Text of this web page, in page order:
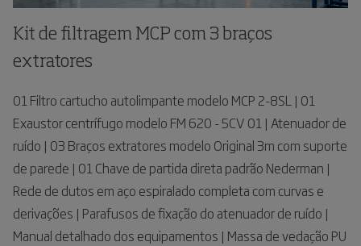
Kit de filtragem MCP com 3 braços
extratores
01 Filtro cartucho autolimpante modelo MCP 2-8SL | 01
Exaustor centrífugo modelo FM 620 - 5CV 01 | Atenuador de
ruído | 03 Braços extratores modelo Original 3m com suporte
de parede | 01 Chave de partida direta padrão Nederman |
Rede de dutos em aço espiralado completa com curvas e
derivações | Parafusos de fixação do atenuador de ruído |
Manual detalhado dos equipamentos | Massa de vedação PU